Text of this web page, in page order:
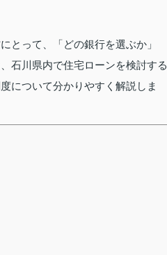
とって、「どの銀行を選ぶか」
石川県内で住宅ローンを検討する
について分かりやすく解説しま